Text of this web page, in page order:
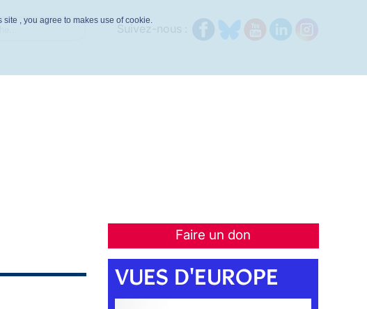
Faire un don
VUES D'EUROPE
, you agree to makes use of cookie.